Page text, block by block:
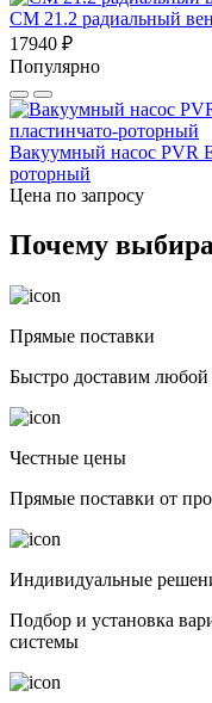
CM 21.2 радиальный
17940 ₽
Популярно
Вакуумный насос PVR
роторный
Цена по запросу
Почему
Прямые поставки
Быстро доставим любой
Честные цены
Прямые поставки от
Индивидуальные
Подбор и установка
системы